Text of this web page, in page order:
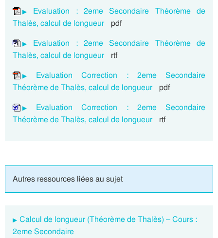
Evaluation : 2eme Secondaire Théorème de
Thalès, calcul de longueur pdf
Evaluation : 2eme Secondaire Théorème de
Thalès, calcul de longueur rtf
Evaluation Correction : 2eme Secondaire
Théorème de Thalès, calcul de longueur pdf
Evaluation Correction : 2eme Secondaire
Théorème de Thalès, calcul de longueur rtf
Autres ressources liées au sujet
Calcul de longueur (Théorème de Thalès) – Cours :
2eme Secondaire